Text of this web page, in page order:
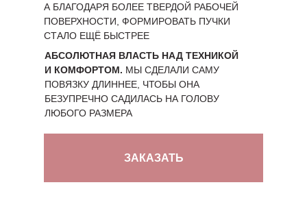
АБСОЛЮТНАЯ ВЛАСТЬ НАД ТЕХНИКОЙ
И КОМФОРТОМ. МЫ СДЕЛАЛИ САМУ
ПОВЯЗКУ ДЛИННЕЕ, ЧТОБЫ ОНА
БЕЗУПРЕЧНО САДИЛАСЬ НА ГОЛОВУ
ЛЮБОГО РАЗМЕРА
А БЛАГОДАРЯ БОЛЕЕ ТВЕРДОЙ РАБОЧЕЙ
ПОВЕРХНОСТИ, ФОРМИРОВАТЬ ПУЧКИ
СТАЛО ЕЩЁ БЫСТРЕЕ
ЗАКАЗАТЬ